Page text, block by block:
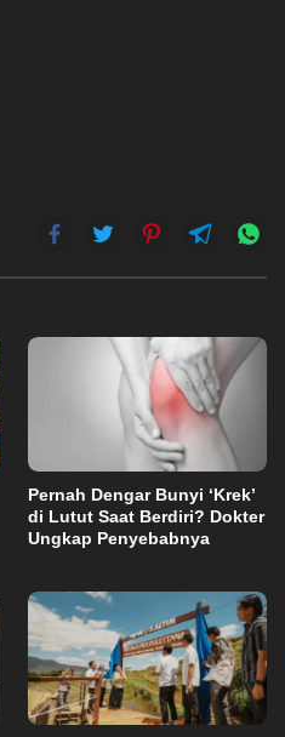
Pernah Dengar Bunyi ‘Krek’
di Lutut Saat Berdiri? Dokter
Ungkap Penyebabnya